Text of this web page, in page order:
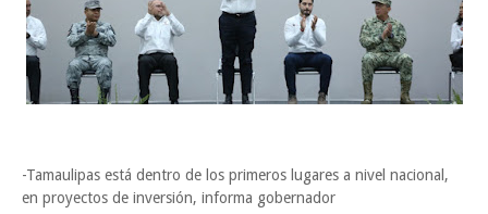
-Tamaulipas está dentro de los primeros lugares a nivel nacional,
en proyectos de inversión, informa gobernador